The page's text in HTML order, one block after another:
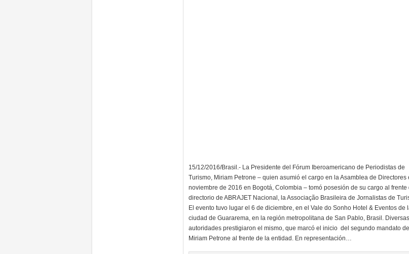
15/12/2016/Brasil.- La Presidente del Fórum Iberoamericano de Periodistas de
Turismo, Miriam Petrone – quien asumió el cargo en la Asamblea de Directores
noviembre de 2016 en Bogotá, Colombia – tomó posesión de su cargo al frente
directorio de ABRAJET Nacional, la Associação Brasileira de Jornalistas de
El evento tuvo lugar el 6 de diciembre, en el Vale do Sonho Hotel & Eventos de
ciudad de Guararema, en la región metropolitana de San Pablo, Brasil. Diversas
autoridades prestigiaron el mismo, que marcó el inicio del segundo mandato de
Miriam Petrone al frente de la entidad. En representación…